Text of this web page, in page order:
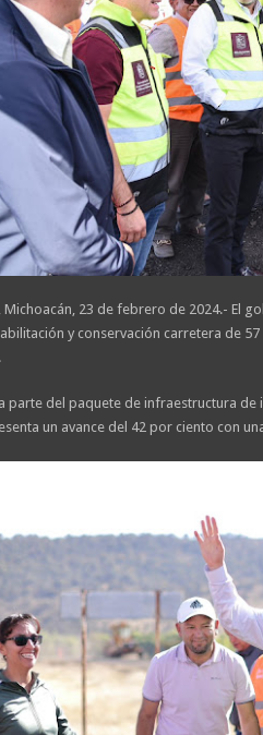
Michoacán, 23 de febrero de 2024.- El
y conservación carretera de
parte del paquete de infraestructura de
un avance del 42 por ciento con